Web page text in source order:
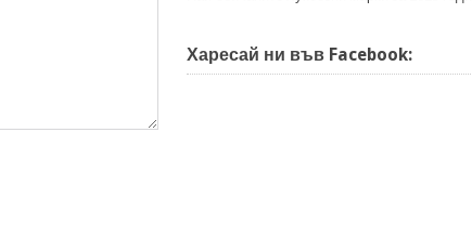
Харесай ни във Facebook: